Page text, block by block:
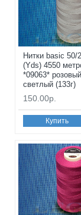
Нитки basic 50/
(Yds) 4550
*09063*
светлый (133г)
150.00р.
Купить